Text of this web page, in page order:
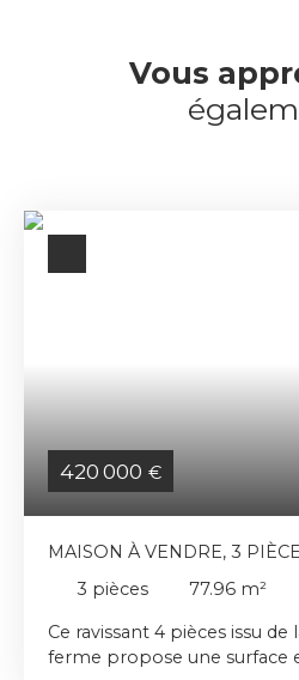
Vous
420 000 €
MAISON À VENDRE, 3
3 pièces 77.96 m²
Ce ravissant 4 pièces issu
ferme propose une surface